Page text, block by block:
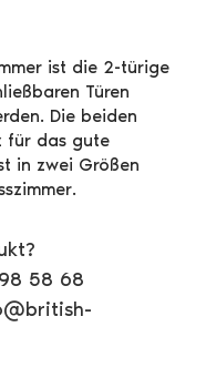
ist die 2-türige
Türen
Die beiden
für das gute
in zwei Größen
58 68